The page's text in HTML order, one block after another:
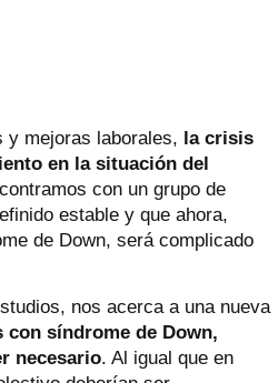
y mejoras laborales, la crisis
en la situación del
con un grupo de
estable y que ahora,
de Down, será complicado
nos acerca a una nueva
con síndrome de Down,
necesario. Al igual que en